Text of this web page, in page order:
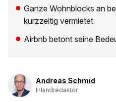
Ganze Wohnblocks an
kurzzeitig vermietet
Airbnb betont seine
Andreas Schmid
Inlandredaktor